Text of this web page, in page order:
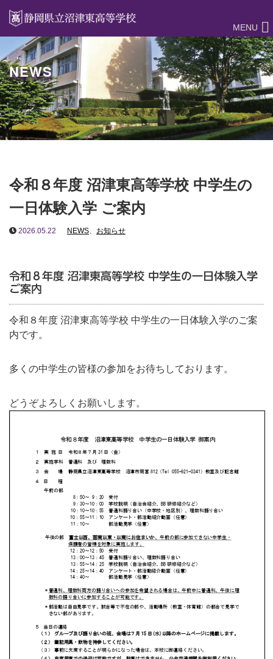
MENU
NEWS
令和８年度 沼津東高等学校 中学生の
一日体験入学 ご案内
2026.05.22 NEWS、 お知らせ
令和８年度 沼津東高等学校 中学生の一日体験入学
ご案内
令和８年度 沼津東高等学校 中学生の一日体験入学のご案
内です。
多くの中学生の皆様の参加をお待ちしております。
どうぞよろしくお願いします。